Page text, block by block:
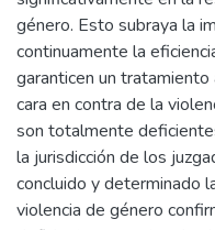
género. Esto subraya la
continuamente la
garanticen un
cara en contra de la
son totalmente
la jurisdicción de los
concluido y determinado
violencia de género